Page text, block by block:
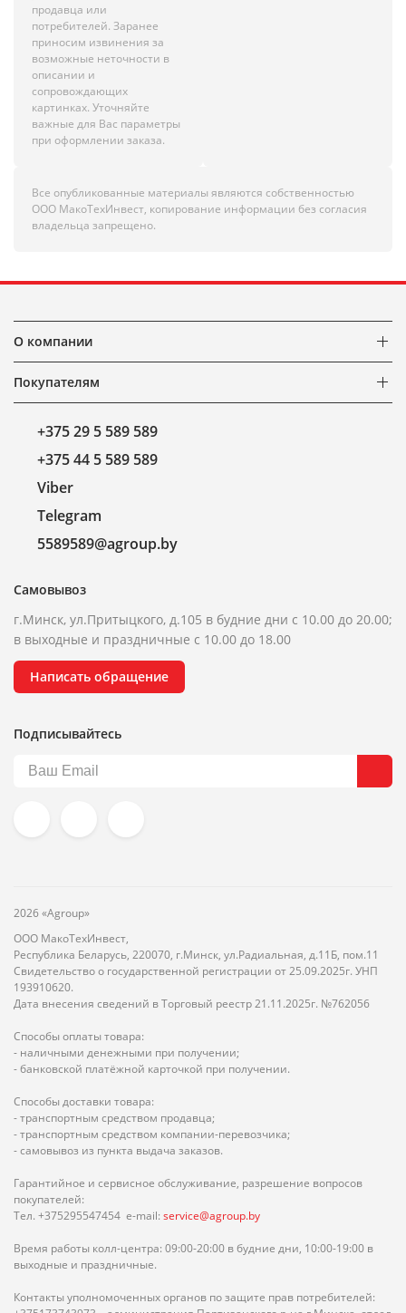
продавца или
потребителей. Заранее
приносим извинения за
возможные неточности в
описании и
сопровождающих
картинках. Уточняйте
важные для Вас параметры
при оформлении заказа.
Все опубликованные материалы являются собственностью
ООО МакоТехИнвест, копирование информации без согласия
владельца запрещено.
О компании
Покупателям
+375 29 5 589 589
+375 44 5 589 589
Viber
Telegram
5589589@agroup.by
Самовывоз
г.Минск, ул.Притыцкого, д.105 в будние дни с 10.00 до 20.00;
в выходные и праздничные с 10.00 до 18.00
Написать обращение
Подписывайтесь
2026 «Agroup»
ООО МакоТехИнвест,
Республика Беларусь, 220070, г.Минск, ул.Радиальная, д.11Б, пом.11
Свидетельство о государственной регистрации от 25.09.2025г. УНП
193910620.
Дата внесения сведений в Торговый реестр 21.11.2025г. №762056
Способы оплаты товара:
- наличными денежными при получении;
- банковской платёжной карточкой при получении.
Способы доставки товара:
- транспортным средством продавца;
- транспортным средством компании-перевозчика;
- самовывоз из пункта выдача заказов.
Гарантийное и сервисное обслуживание, разрешение вопросов
покупателей:
Тел. +375295547454 e-mail: service@agroup.by
Время работы колл-центра: 09:00-20:00 в будние дни, 10:00-19:00 в
выходные и праздничные.
Контакты уполномоченных органов по защите прав потребителей: